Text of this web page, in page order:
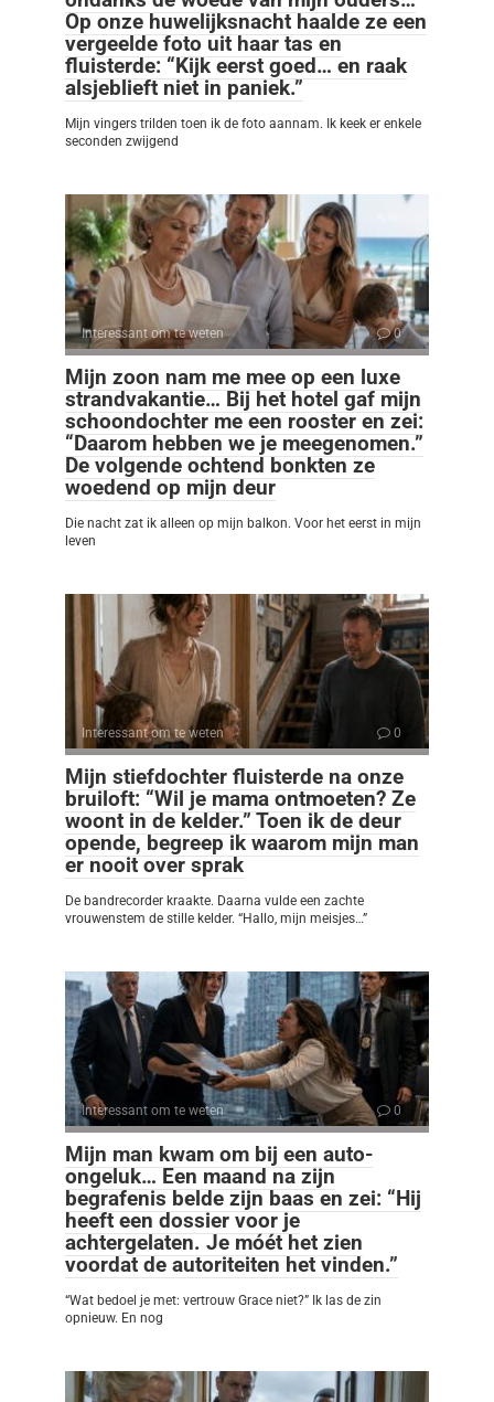
Op onze huwelijksnacht haalde ze een
vergeelde foto uit haar tas en
fluisterde: “Kijk eerst goed… en raak
alsjeblieft niet in paniek.”
Mijn vingers trilden toen ik de foto aannam. Ik keek er enkele
seconden zwijgend
Interessant om te weten 0
Mijn zoon nam me mee op een luxe
strandvakantie… Bij het hotel gaf mijn
schoondochter me een rooster en zei:
“Daarom hebben we je meegenomen.”
De volgende ochtend bonkten ze
woedend op mijn deur
Die nacht zat ik alleen op mijn balkon. Voor het eerst in mijn
leven
Interessant om te weten 0
Mijn stiefdochter fluisterde na onze
bruiloft: “Wil je mama ontmoeten? Ze
woont in de kelder.” Toen ik de deur
opende, begreep ik waarom mijn man
er nooit over sprak
De bandrecorder kraakte. Daarna vulde een zachte
vrouwenstem de stille kelder. “Hallo, mijn meisjes…”
Interessant om te weten 0
Mijn man kwam om bij een auto-
ongeluk… Een maand na zijn
begrafenis belde zijn baas en zei: “Hij
heeft een dossier voor je
achtergelaten. Je móét het zien
voordat de autoriteiten het vinden.”
“Wat bedoel je met: vertrouw Grace niet?” Ik las de zin
opnieuw. En nog